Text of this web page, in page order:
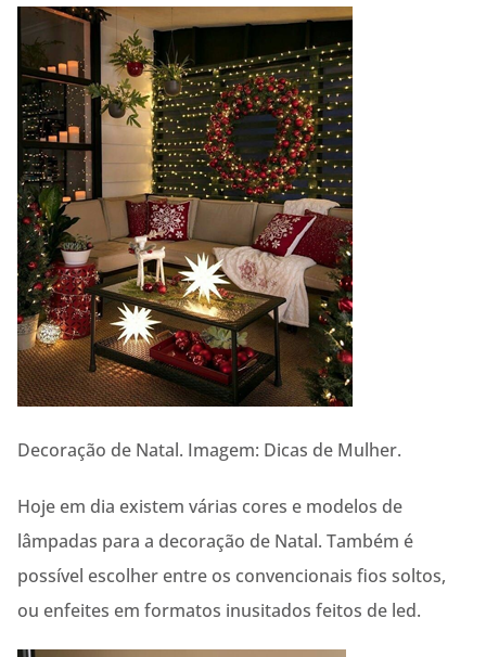
Decoração de Natal. Imagem: Dicas de Mulher.
Hoje em dia existem várias cores e modelos de
lâmpadas para a decoração de Natal. Também é
possível escolher entre os convencionais fios soltos,
ou enfeites em formatos inusitados feitos de led.